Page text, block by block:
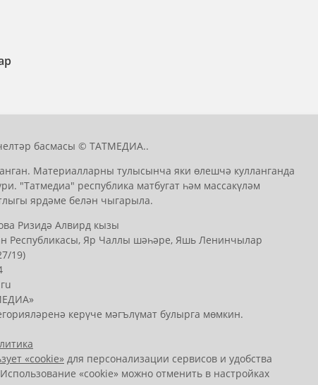
басмасы © ТАТМЕДИА..
Материалларны тулысынча яки өлешчә кулланганда
"Татмедиа" республика матбугат һәм массакүләм
ярдәме белән чыгарыла.
Ризидә Алвирд кызы
Республикасы, Яр Чаллы шәһәре, Яшь Ленинчылар
19)
керүче мәгълүмат булырга мөмкин.
«cookie» для персонализации сервисов и удобства
«cookie» можно отменить в настройках